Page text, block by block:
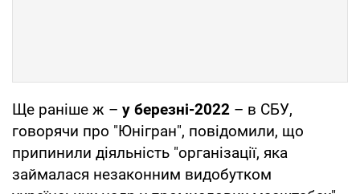
Ще раніше ж – у березні-2022 – в СБУ,
говорячи про "Юнігран", повідомили, що
припинили діяльність "організації, яка
займалася незаконним видобутком